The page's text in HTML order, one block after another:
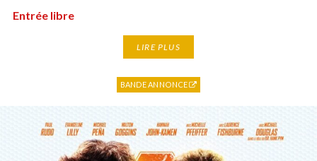
Entrée libre
LIRE PLUS
BANDE ANNONCE